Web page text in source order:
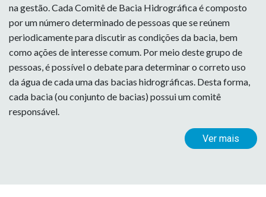
na gestão. Cada Comitê de Bacia Hidrográfica é composto
por um número determinado de pessoas que se reúnem
periodicamente para discutir as condições da bacia, bem
como ações de interesse comum. Por meio deste grupo de
pessoas, é possível o debate para determinar o correto uso
da água de cada uma das bacias hidrográficas. Desta forma,
cada bacia (ou conjunto de bacias) possui um comitê
responsável.
Ver mais